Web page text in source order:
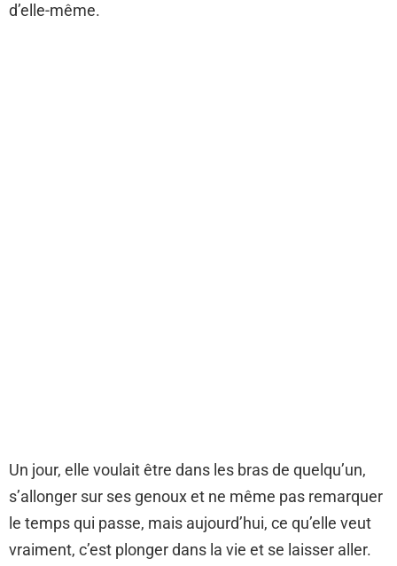
d’elle-même.
Un jour, elle voulait être dans les bras de quelqu’un,
s’allonger sur ses genoux et ne même pas remarquer
le temps qui passe, mais aujourd’hui, ce qu’elle veut
vraiment, c’est plonger dans la vie et se laisser aller.